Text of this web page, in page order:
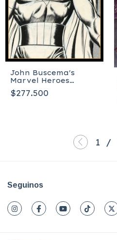
John Buscema's
Marvel Heroes
Artist's Edition - Tapa
dura - Inglés
$277.500
1 /
Seguinos